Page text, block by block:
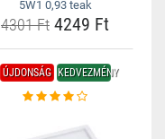
5W1 0,93 teak
4301 Ft 4249 Ft
ÚJDONSÁG KEDVEZMÉNY